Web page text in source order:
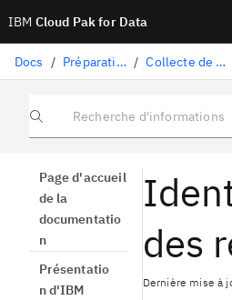
IBM Cloud Pak for Data
Docs / Préparation des données / Collecte de données structurées
Recherche d'informations
Page d'accueil
de la
documentatio
n
Présentatio
n d'IBM
des
Dernière mise à